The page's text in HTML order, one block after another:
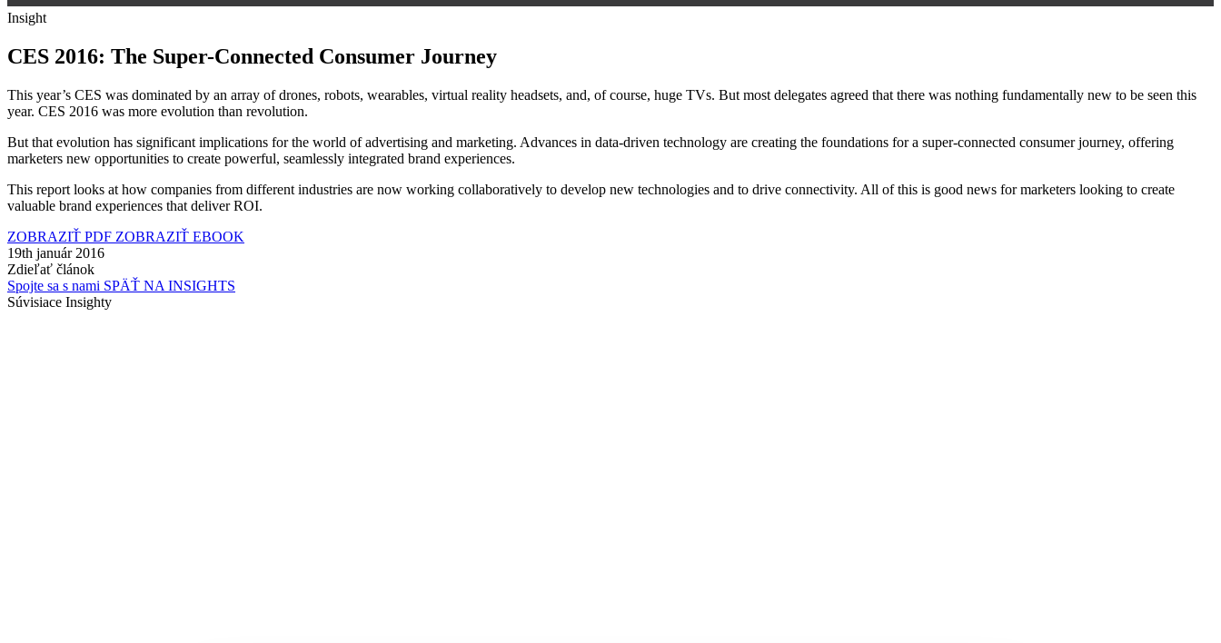
Insight
CES 2016: The Super-Connected Consumer Journey
This year’s CES was dominated by an array of drones, robots, wearables, virtual reality headsets, and, of course, huge TVs. But most delegates agreed that there was nothing fundamentally new to be seen this
year. CES 2016 was more evolution than revolution.
But that evolution has significant implications for the world of advertising and marketing. Advances in data-driven technology are creating the foundations for a super-connected consumer journey, offering
marketers new opportunities to create powerful, seamlessly integrated brand experiences.
This report looks at how companies from different industries are now working collaboratively to develop new technologies and to drive connectivity. All of this is good news for marketers looking to create
valuable brand experiences that deliver ROI.
ZOBRAZIŤ PDF ZOBRAZIŤ EBOOK
19th január 2016
Zdieľať článok
Spojte sa s nami SPÄŤ NA INSIGHTS
Súvisiace Insighty